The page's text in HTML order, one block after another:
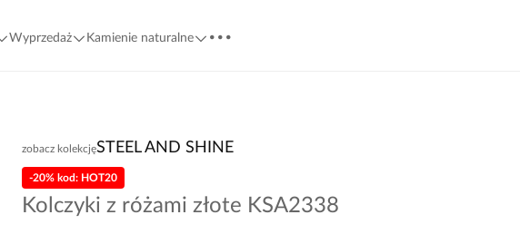
Wyprzedaż Kamienie naturalne ...
zobacz kolekcjęSTEEL AND SHINE
Kolczyki z różami złote KSA2338
-20% kod: HOT20